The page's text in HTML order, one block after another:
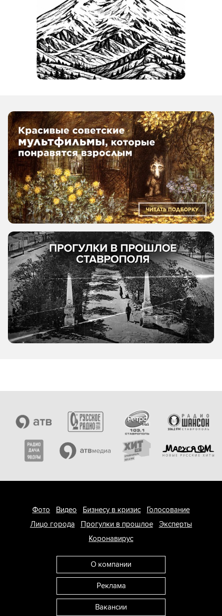
Фото Видео Бизнесу в кризис
Голосование
Лицо города
Прогулки в прошлое
Эксперты
Коронавирус
О компании
Реклама
Вакансии